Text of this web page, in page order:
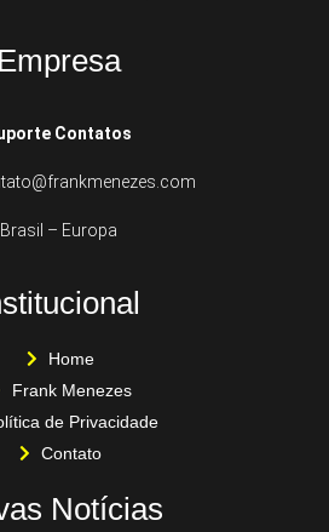
Empresa
Contatos
Brasil – Europa
Home
Frank Menezes
de Privacidade
Contato
Notícias